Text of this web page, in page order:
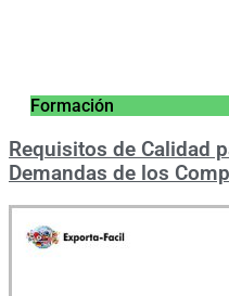
Formación
Requisitos de Calidad
Demandas de los